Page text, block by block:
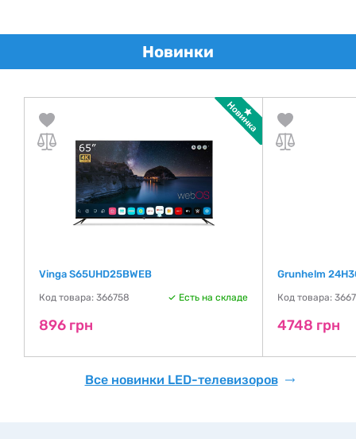
Новинки
Vinga S65UHD25BWEB
Код товара: 366758 Есть на складе
896 грн
Grunhelm
Код товара:
4748 грн
Все новинки LED-телевизоров